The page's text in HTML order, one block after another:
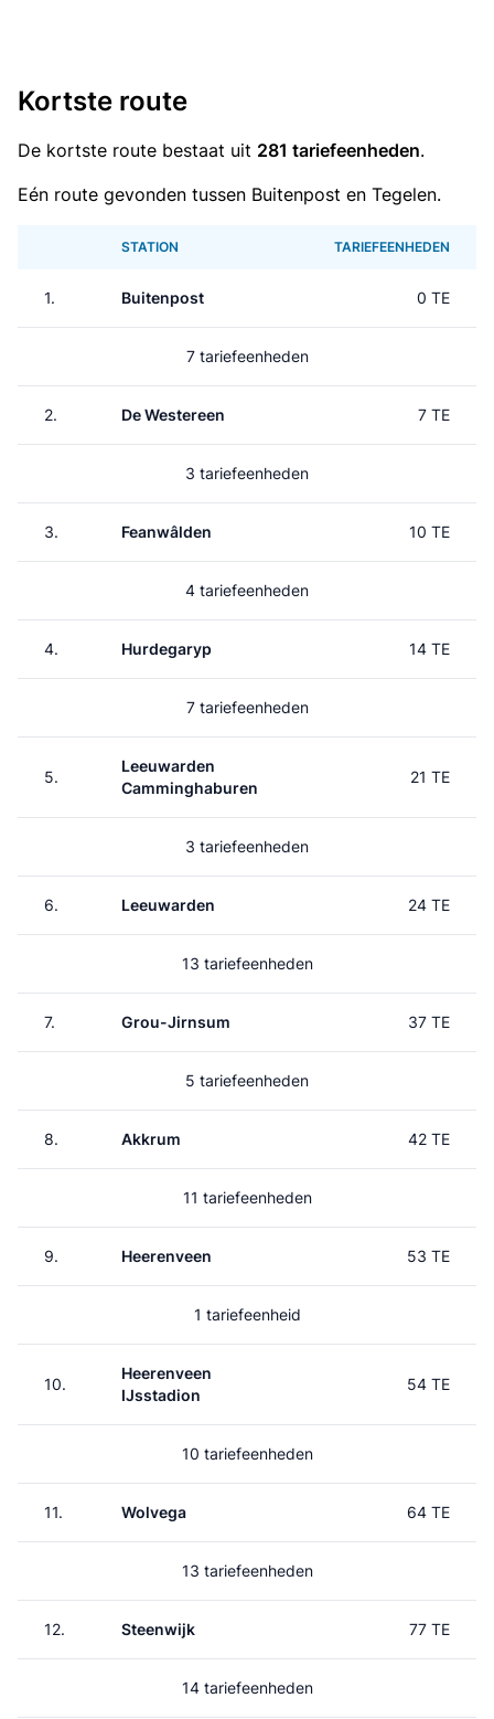
Kortste route
De kortste route bestaat uit 281 tariefeenheden.
Eén route gevonden tussen Buitenpost en Tegelen.
STATION TARIEFEENHEDEN
1. Buitenpost 0 TE
7 tariefeenheden
2. De Westereen 7 TE
3 tariefeenheden
3. Feanwâlden 10 TE
4 tariefeenheden
4. Hurdegaryp 14 TE
7 tariefeenheden
5.
Leeuwarden
Camminghaburen
21 TE
3 tariefeenheden
6. Leeuwarden 24 TE
13 tariefeenheden
7. Grou-Jirnsum 37 TE
5 tariefeenheden
8. Akkrum 42 TE
11 tariefeenheden
9. Heerenveen 53 TE
1 tariefeenheid
10.
Heerenveen
IJsstadion
54 TE
10 tariefeenheden
11. Wolvega 64 TE
13 tariefeenheden
12. Steenwijk 77 TE
14 tariefeenheden